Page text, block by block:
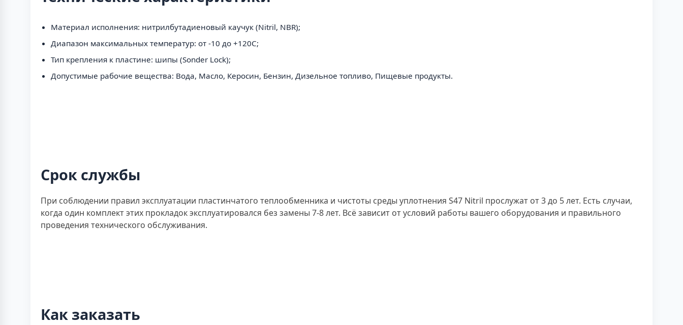
Материал исполнения: нитрилбутадиеновый каучук (Nitril, NBR);
Диапазон максимальных температур: от -10 до +120C;
Тип крепления к пластине: шипы (Sonder Lock);
Допустимые рабочие вещества: Вода, Масло, Керосин, Бензин, Дизельное топливо, Пищевые продукты.
Срок службы
При соблюдении правил эксплуатации пластинчатого теплообменника и чистоты среды уплотнения S47 Nitril прослужат от 3 до 5 лет. Есть случаи,
когда один комплект этих прокладок эксплуатировался без замены 7-8 лет. Всё зависит от условий работы вашего оборудования и правильного
проведения технического обслуживания.
Как заказать